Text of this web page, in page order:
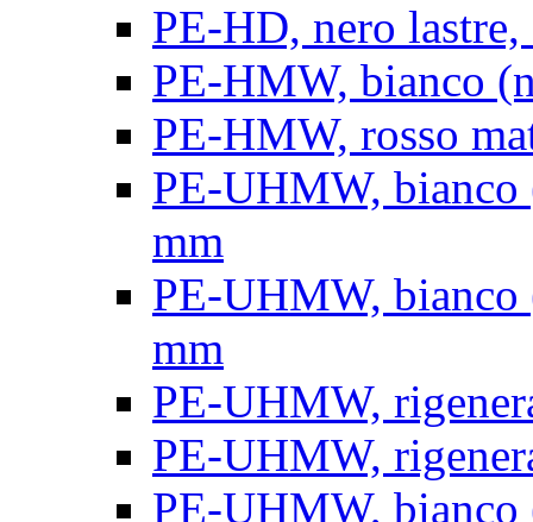
PE-HD, nero lastre,
PE-HMW, bianco
PE-HMW, rosso
PE-UHMW, bianco
mm
PE-UHMW, bianco
mm
PE-UHMW,
PE-UHMW,
PE-UHMW,